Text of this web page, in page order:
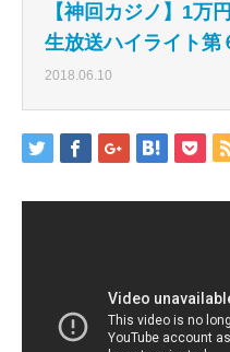
【神回カジノ】1万
生放送ハイライト第
2018.06.10